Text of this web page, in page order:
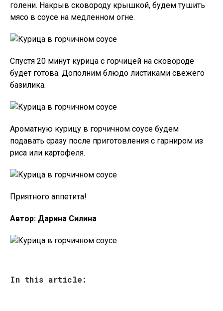
голени. Накрыв сковороду крышкой, будем тушить
мясо в соусе на медленном огне.
Спустя 20 минут курица с горчицей на сковороде
будет готова. Дополним блюдо листиками свежего
базилика.
Ароматную курицу в горчичном соусе будем
подавать сразу после приготовления с гарниром из
риса или картофеля.
Приятного аппетита!
Автор: Дарина Силина
In this article: